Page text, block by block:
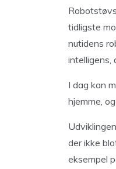
tidligste
nutidens
intelligens,
I dag kan
hjemme,
der ikke
eksempel